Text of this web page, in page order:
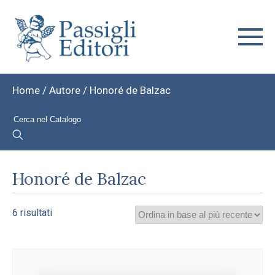
Home / Autore / Honoré de Balzac
Honoré de Balzac
6 risultatiOrdina